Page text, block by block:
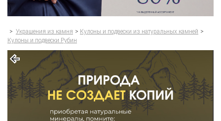
> Украшения из камня > Кулоны и подвески из натуральных камней >
Кулоны и подвески Рубин